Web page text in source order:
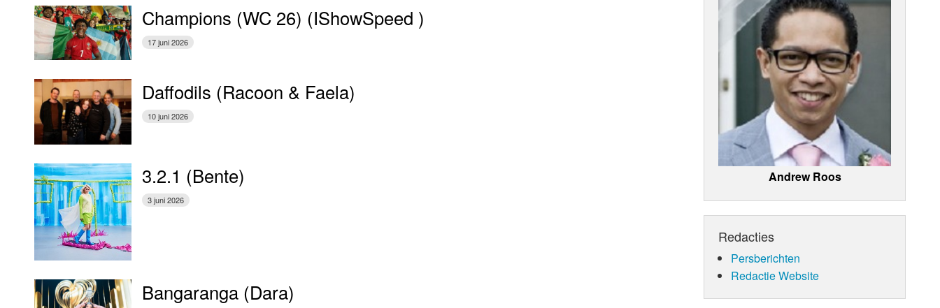
Champions (WC 26) (IShowSpeed )
17 juni 2026
Daffodils (Racoon & Faela)
10 juni 2026
3.2.1 (Bente)
3 juni 2026
Bangaranga (Dara)
Andrew Roos
Redacties
Persberichten
Redactie Website